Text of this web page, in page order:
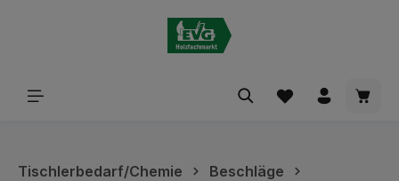
Tischlerbedarf/Chemie
Beschläge